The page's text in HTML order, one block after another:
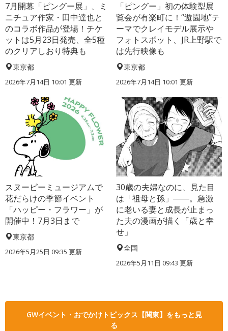
7月開幕「ピングー展」、ミ
ニチュア作家・田中達也と
のコラボ作品が登場！チケ
ットは5月23日発売、全5種
のクリアしおり特典も
東京都
2026年7月14日 10:01 更新
「ピングー」初の体験型展
覧会が有楽町に！“遊園地”テ
ーマでクレイモデル展示や
フォトスポット、JR上野駅で
は先行映像も
東京都
2026年7月14日 10:01 更新
スヌーピーミュージアムで
花だらけの季節イベント
「ハッピー・フラワー」が
開催中！7月3日まで
東京都
2026年5月25日 09:35 更新
30歳の夫婦なのに、見た目
は「祖母と孫」――。急激
に老いる妻と成長が止まっ
た夫の漫画が描く「歳と幸
せ」
全国
2026年5月11日 09:43 更新
GWイベント・おでかけトピックス【関東】をもっと見
る